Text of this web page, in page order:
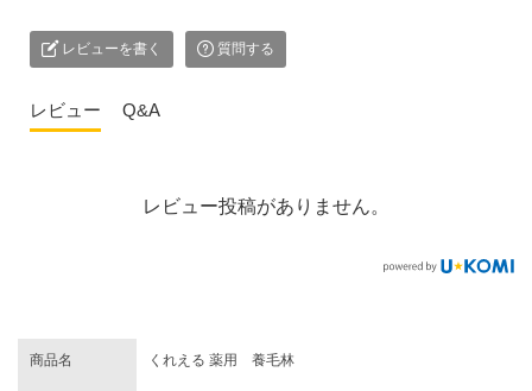
レビューを書く 質問する
レビュー Q&A
レビュー投稿がありません。
商品名 くれえる 薬用 養毛林